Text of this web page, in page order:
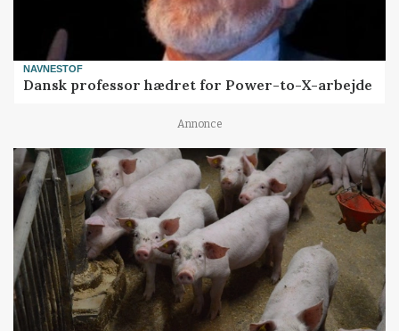
NAVNESTOF
Dansk professor hædret for Power-to-X-arbejde
Annonce